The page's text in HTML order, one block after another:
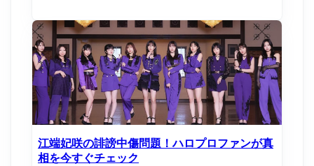
江端妃咲の誹謗中傷問題！ハロプロファンが真
相を今すぐチェック